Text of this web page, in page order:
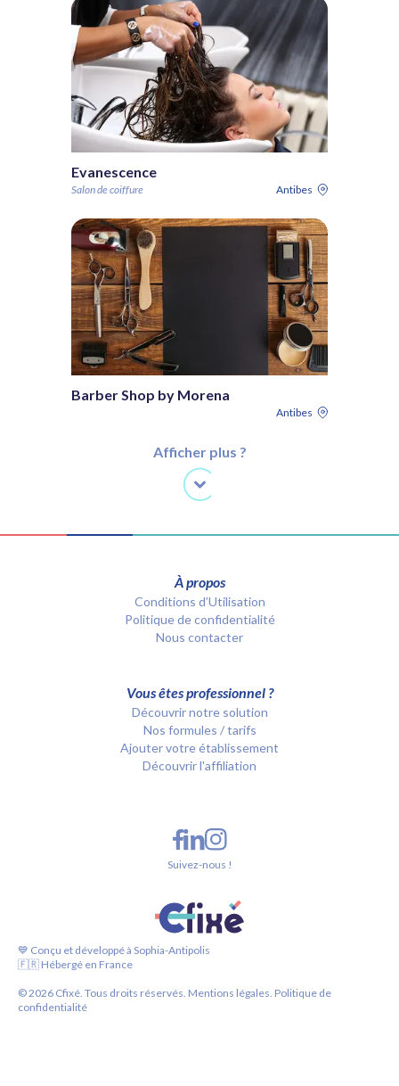
Evanescence
Salon de coiffure Antibes
Barber Shop by Morena
Antibes
Afficher plus ?
À propos
Conditions d’Utilisation
Politique de confidentialité
Nous contacter
Vous êtes professionnel ?
Découvrir notre solution
Nos formules / tarifs
Ajouter votre établissement
Découvrir l'affiliation
💙 Conçu et développé à Sophia-Antipolis
🇫🇷 Hébergé en France
©2026 Cfixé. Tous droits réservés. Mentions légales. Politique de
confidentialité
Suivez-nous !